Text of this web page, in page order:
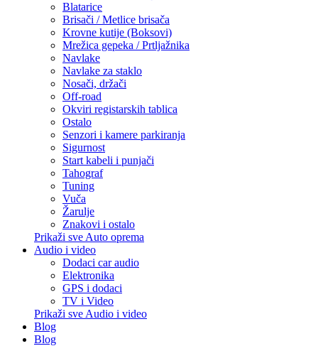
Blatarice
Brisači / Metlice brisača
Krovne kutije (Boksovi)
Mrežica gepeka / Prtljažnika
Navlake
Navlake za staklo
Nosači, držači
Off-road
Okviri registarskih tablica
Ostalo
Senzori i kamere parkiranja
Sigurnost
Start kabeli i punjači
Tahograf
Tuning
Vuča
Žarulje
Znakovi i ostalo
Prikaži sve Auto oprema
Audio i video
Dodaci car audio
Elektronika
GPS i dodaci
TV i Video
Prikaži sve Audio i video
Blog
Blog